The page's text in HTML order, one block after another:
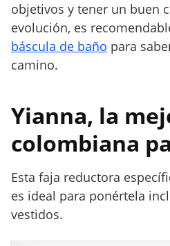
objetivos y tener un buen
evolución, es
báscula de baño para
camino.
Yianna, la
colombiana
Esta faja reductora
es ideal para ponértela
vestidos.